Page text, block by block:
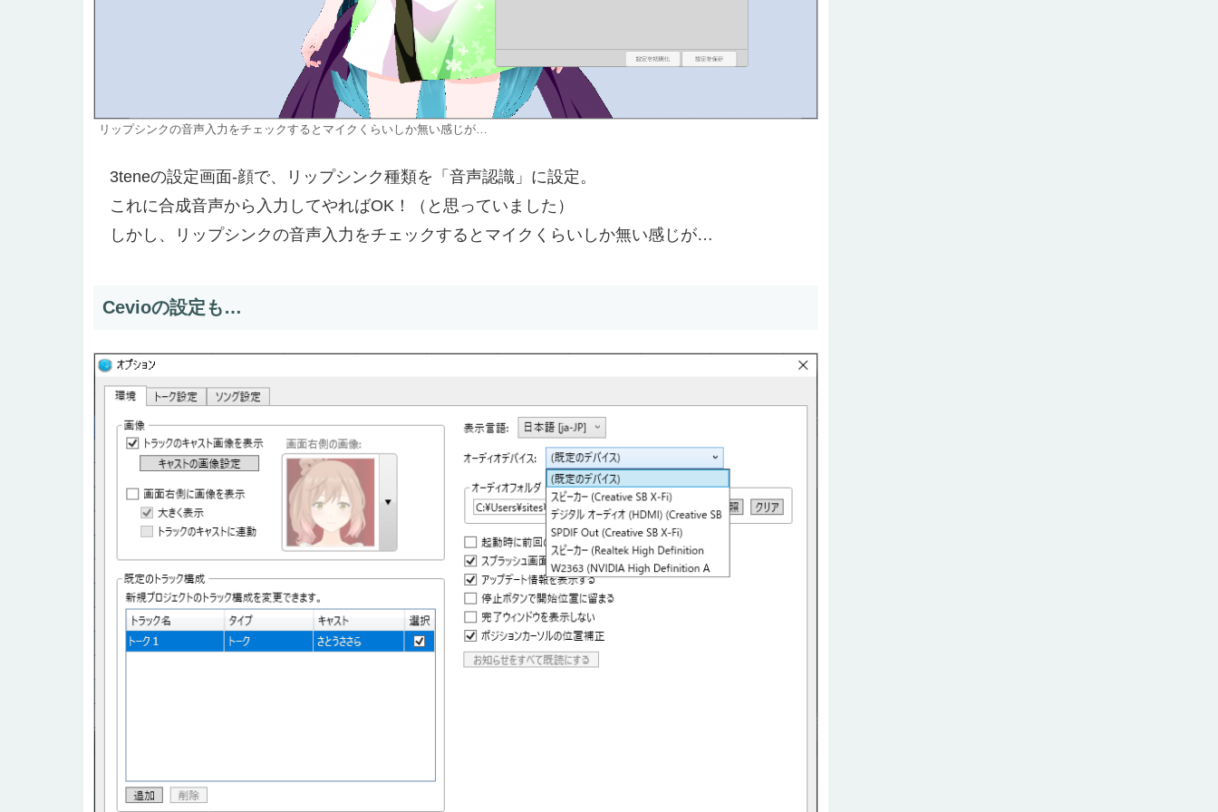
リップシンクの音声入力をチェックするとマイクくらいしか無い感じが…
3teneの設定画面-顔で、リップシンク種類を「音声認識」に設定。
これに合成音声から入力してやればOK！（と思っていました）
しかし、リップシンクの音声入力をチェックするとマイクくらいしか無い感じが…
Cevioの設定も…